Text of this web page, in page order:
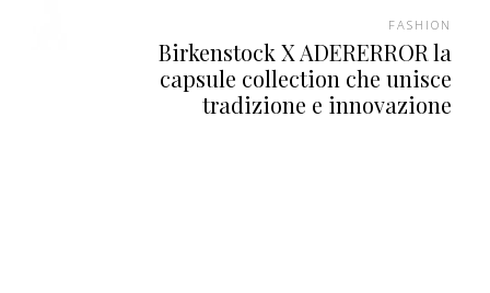
FASHION
Birkenstock X ADERERROR la
capsule collection che unisce
tradizione e innovazione